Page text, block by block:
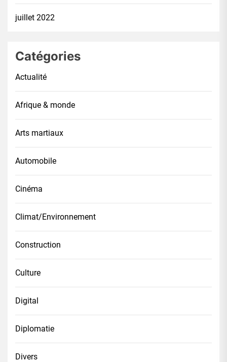
juillet 2022
Catégories
Actualité
Afrique & monde
Arts martiaux
Automobile
Cinéma
Climat/Environnement
Construction
Culture
Digital
Diplomatie
Divers